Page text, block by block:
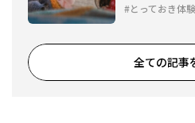
とっておき体
全ての記事